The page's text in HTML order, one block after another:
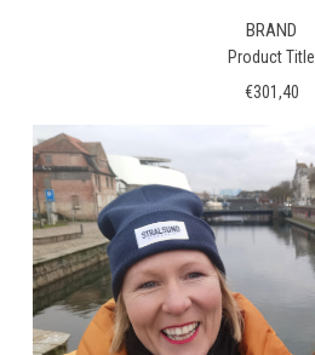
BRAND
Product Title
€301,40